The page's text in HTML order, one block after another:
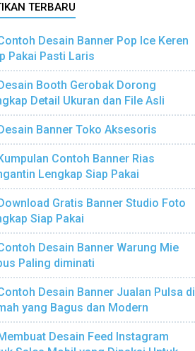
TERBARU
Desain Banner Pop Ice Keren
Pakai Pasti Laris
Booth Gerobak Dorong
Detail Ukuran dan File Asli
Banner Toko Aksesoris
Contoh Banner Rias
Lengkap Siap Pakai
Gratis Banner Studio Foto
Siap Pakai
Desain Banner Warung Mie
Paling diminati
Desain Banner Jualan Pulsa di
yang Bagus dan Modern
Desain Feed Instagram